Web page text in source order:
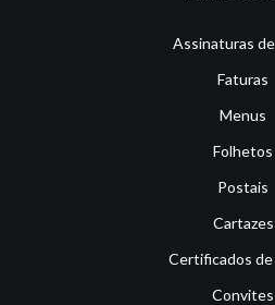
Assinaturas
Faturas
Menus
Folhetos
Postais
Cartazes
Certificados
Convites